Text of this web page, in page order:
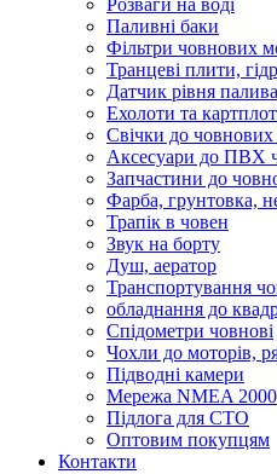
Розваги на воді
Паливні баки
Фільтри човнових
Транцеві плити,
Датчик рівня палива
Ехолоти та
Cвічки до човнових
Аксесуари до ПВХ
Запчастини до
Фарба, грунтовка,
Трапік в човен
Звук на борту
Душ, аератор
Транспортування
обладнання до
Спідометри човнові
Чохли до моторів,
Підводні камери
Мережа NMEA 2000
Підлога для СТО
Оптовим покупцям
Контакти